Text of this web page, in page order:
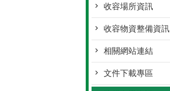
收容場所資訊
收容物資整備資訊
相關網站連結
文件下載專區